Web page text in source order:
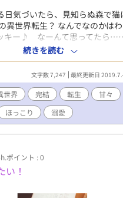
日気づいたら、見知らぬ森で猫
異世界転生？ なんでなのかは
キー♪ なーんて思ってたら
ですけど……。 一応ＢＬ・獣人
観をまだ理解していません。
ーが危機的状況から救いまし
あり、本編となるアラン
ガイ～《獣人オメガバース
。 まだまだ書きはじめですが
しくお願いいたします_(._.)_
続きを読む
文字数 7,247 最終更新日
世界 完結 転生 甘々
ほっこり 溺愛
ポイント : 0
い！